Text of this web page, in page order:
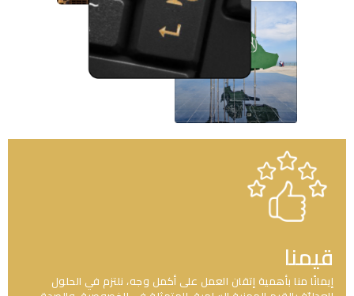
قيمنا
إيمانًا منا بأهمية إتقان العمل على أكمل وجه، نلتزم في الحلول